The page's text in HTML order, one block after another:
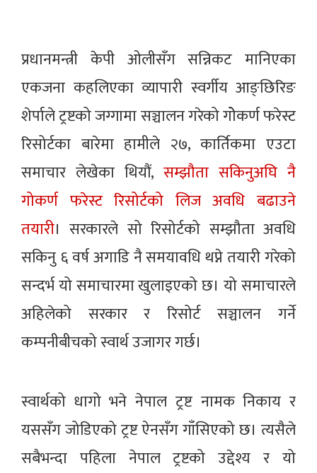
प्रधानमन्त्री केपी ओलीसँग सन्निकट मानिएका
एकजना कहलिएका व्यापारी स्वर्गीय आङ्छिरिङ
शेर्पाले ट्रष्टको जग्गामा सञ्चालन गरेको गोेकर्ण फरेस्ट
रिसोर्टका बारेमा हामीले २७, कार्तिकमा एउटा
समाचार लेखेका थियौं, सम्झौता सकिनुअघि नै
गोकर्ण फरेस्ट रिसोर्टको लिज अवधि बढाउने
तयारी। सरकारले सो रिसोर्टको सम्झौता अवधि
सकिनु ६ वर्ष अगाडि नै समयावधि थप्ने तयारी गरेको
सन्दर्भ यो समाचारमा खुलाइएको छ। यो समाचारले
अहिलेको सरकार र रिसोर्ट सञ्चालन गर्ने
कम्पनीबीचको स्वार्थ उजागर गर्छ।
स्वार्थको धागो भने नेपाल ट्रष्ट नामक निकाय र
यससँग जोडिएको ट्रष्ट ऐनसँग गाँसिएको छ। त्यसैले
सबैभन्दा पहिला नेपाल ट्रष्टको उद्देश्य र यो